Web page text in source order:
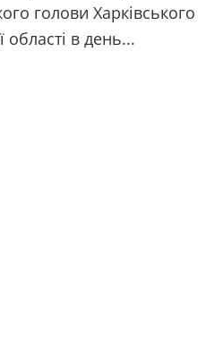
голови Харківського
області в день...